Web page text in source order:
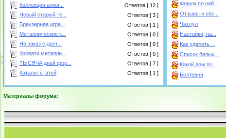
Коллекция алког...
Ответов [ 12 ]
Новый старый те...
Ответов [ 3 ]
Браузерная игра...
Ответов [ 1 ]
Металлические к...
Ответов [ 0 ]
На заказ с дост...
Ответов [ 0 ]
Кровати металли...
Ответов [ 0 ]
ТЫСЯЧА дней фор...
Ответов [ 7 ]
Каталог статей
Ответов [ 1 ]
Форум по раб...
Отзывы и обс...
Чихнул
Настойки, на...
Как удалить ...
Список белых...
Какой дом по...
Болтовня
Материалы форума: